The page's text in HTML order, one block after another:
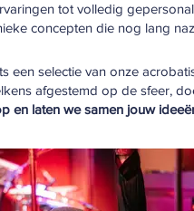
tot volledig
concepten die nog lang
een selectie van onze
afgestemd op de sfeer,
en laten we samen jouw